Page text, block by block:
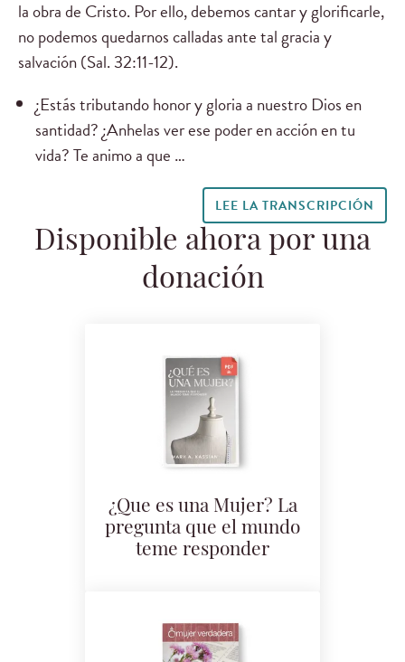
la obra de Cristo. Por ello, debemos cantar y glorificarle,
no podemos quedarnos calladas ante tal gracia y
salvación (Sal. 32:11-12).
¿Estás tributando honor y gloria a nuestro Dios en
santidad? ¿Anhelas ver ese poder en acción en tu
vida? Te animo a que …
LEE LA TRANSCRIPCIÓN
Disponible ahora por una
donación
¿Que es una Mujer? La
pregunta que el mundo
teme responder